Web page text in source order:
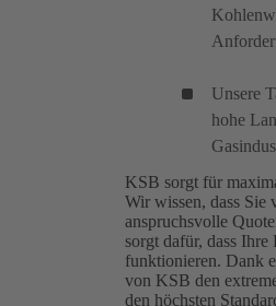
Unsere
hohe
KSB sorgt für
Wir wissen, dass Sie
anspruchsvolle
sorgt dafür, dass Ihre
funktionieren. Dank
von KSB den
den höchsten